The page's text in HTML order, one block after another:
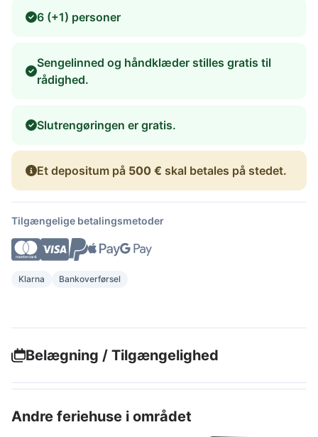
6 (+1) personer
Sengelinned og håndklæder stilles gratis til
rådighed.
Slutrengøringen er gratis.
Et depositum på 500 € skal betales på stedet.
Tilgængelige betalingsmetoder
Klarna Bankoverførsel
Belægning / Tilgængelighed
Andre feriehuse i området